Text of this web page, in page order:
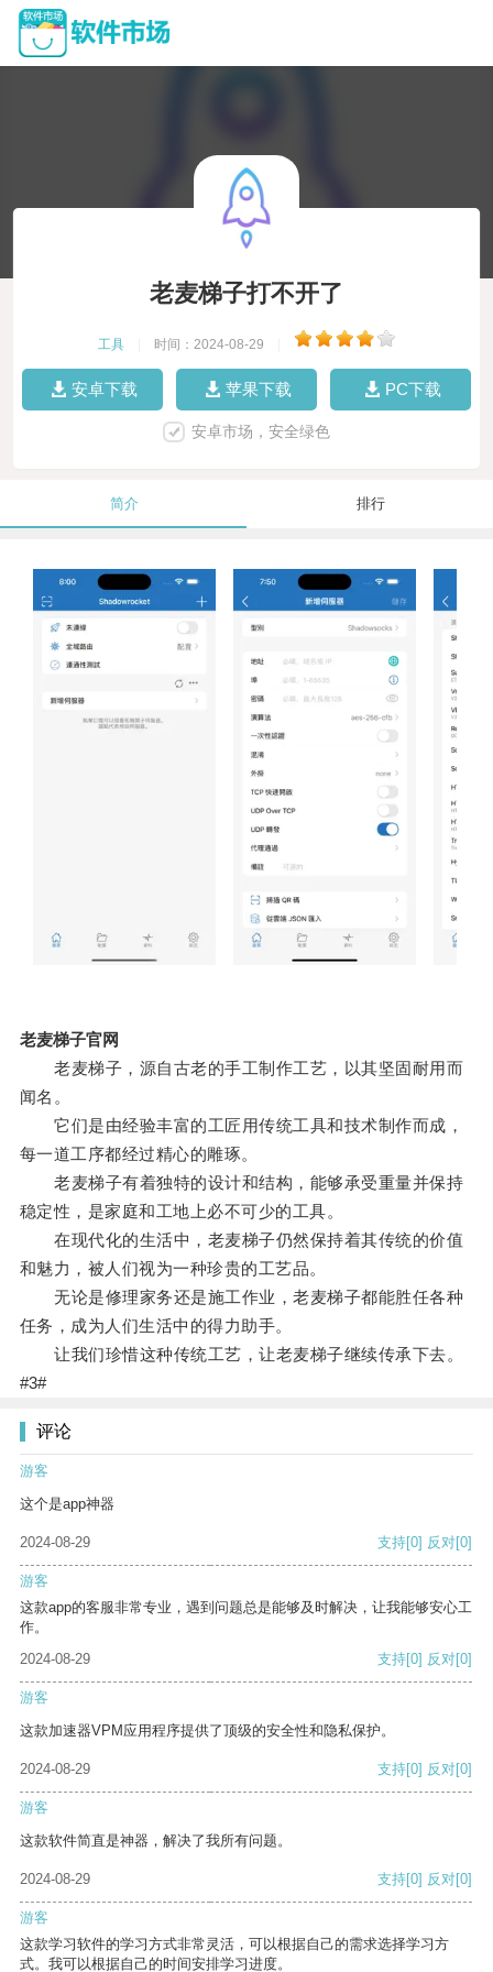
老麦梯子打不开了
工具 时间：2024-08-29
安卓下载 苹果下载 PC下载
安卓市场，安全绿色
简介 排行
老麦梯子官网
老麦梯子，源自古老的手工制作工艺，以其坚固耐用而
闻名。
它们是由经验丰富的工匠用传统工具和技术制作而成，
每一道工序都经过精心的雕琢。
老麦梯子有着独特的设计和结构，能够承受重量并保持
稳定性，是家庭和工地上必不可少的工具。
在现代化的生活中，老麦梯子仍然保持着其传统的价值
和魅力，被人们视为一种珍贵的工艺品。
无论是修理家务还是施工作业，老麦梯子都能胜任各种
任务，成为人们生活中的得力助手。
让我们珍惜这种传统工艺，让老麦梯子继续传承下去。
#3#
评论
游客
这个是app神器
2024-08-29 支持[0] 反对[0]
游客
这款app的客服非常专业，遇到问题总是能够及时解决，让我能够安心工
作。
2024-08-29
支持[0] 反对[0]
游客
这款加速器VPM应用程序提供了顶级的安全性和隐私保护。
2024-08-29 支持[0] 反对[0]
游客
这款软件简直是神器，解决了我所有问题。
2024-08-29 支持[0] 反对[0]
游客
这款学习软件的学习方式非常灵活，可以根据自己的需求选择学习方
式。我可以根据自己的时间安排学习进度。